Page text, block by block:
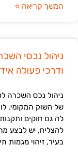
המשך קריאה »
ניהול נכסי
ודרכי פעולה
ניהול נכס השכרה
של השוק המקומי.
לה גם חוקים
להצליח, יש לבצע
בעיר, זיהוי מגמות